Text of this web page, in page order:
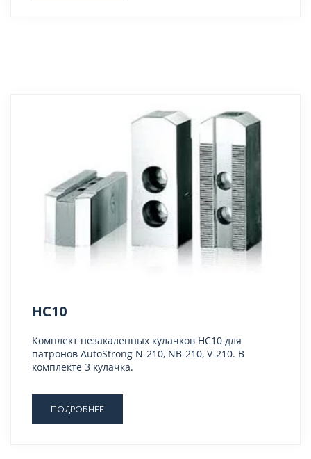
HC10
Комплект незакаленных кулачков HC10 для
патронов AutoStrong N-210, NB-210, V-210. В
комплекте 3 кулачка.
ПОДРОБНЕЕ